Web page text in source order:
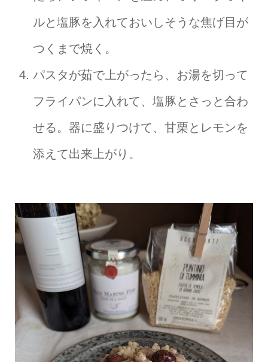
ルと塩豚を入れておいしそうな焦げ目が
つくまで焼く。
パスタが茹で上がったら、お湯を切って
フライパンに入れて、塩豚とさっと合わ
せる。器に盛りつけて、甘栗とレモンを
添えて出来上がり。